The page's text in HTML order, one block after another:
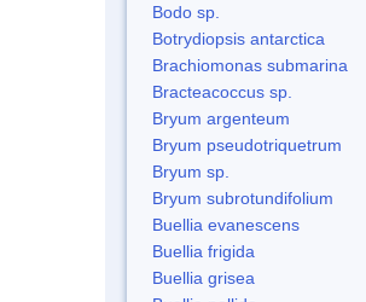
Bodo sp.
Botrydiopsis antarctica
Brachiomonas submarina
Bracteacoccus sp.
Bryum argenteum
Bryum pseudotriquetrum
Bryum sp.
Bryum subrotundifolium
Buellia evanescens
Buellia frigida
Buellia grisea